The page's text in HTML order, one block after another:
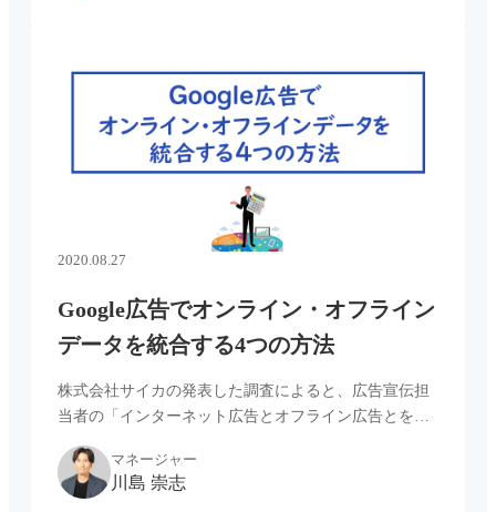
2020.08.27
Google広告でオンライン・オフライン
データを統合する4つの方法
株式会社サイカの発表した調査によると、広告宣伝担
当者の「インターネット広告とオフライン広告とを横
断・統合して分析したい」というニーズが、年々上昇
傾向にあります。 引用：「企業の広告宣伝担当者212
名に聞いた 広告の効果測 […...
マネージャー
川島 崇志